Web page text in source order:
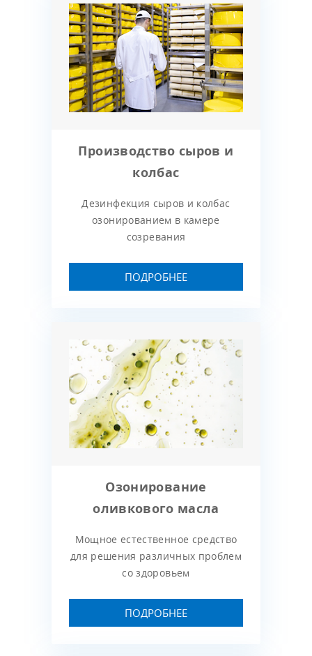
Производство сыров и
колбас
Дезинфекция сыров и колбас
озонированием в камере
созревания
ПОДРОБНЕЕ
Озонирование
оливкового масла
Мощное естественное средство
для решения различных проблем
со здоровьем
ПОДРОБНЕЕ